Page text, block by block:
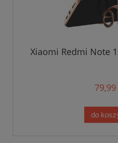
Xiaomi Redmi Note
79,99
do